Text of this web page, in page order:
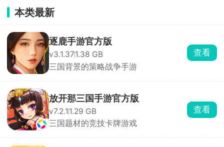
本类最新
逐鹿手游官方版
v3.1.371.38 GB
三国背景的策略战争手游
查看
放开那三国手游官方版
v7.2.1 1.29 GB
三国题材的竞技卡牌游戏
查看